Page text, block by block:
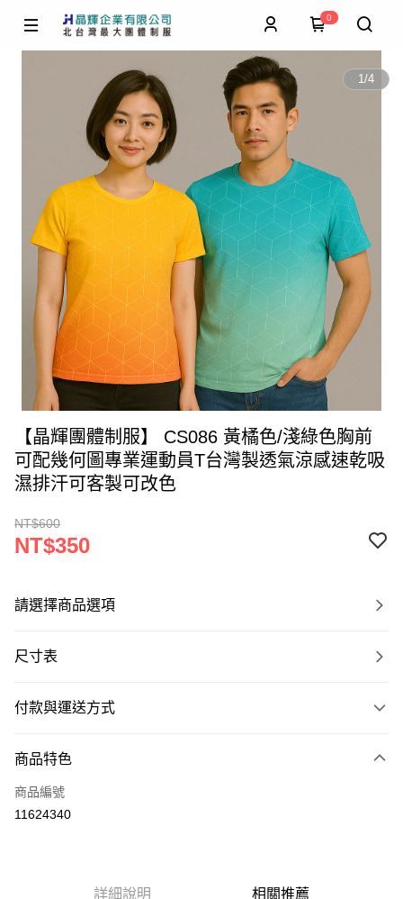
0
1/4
【晶輝團體制服】 CS086 黃橘色/淺綠色胸前
可配幾何圖專業運動員T台灣製透氣涼感速乾吸
濕排汗可客製可改色
NT$600
NT$350
請選擇商品選項
尺寸表
付款與運送方式
信用卡一次付款
運送方式
商品特色
商品編號
11624340
詳細說明 相關推薦